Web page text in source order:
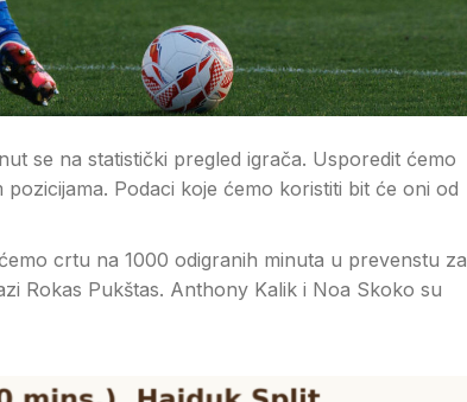
se na statistički pregled igrača. Usporedit ćemo
Podaci koje ćemo koristiti bit će oni od
crtu na 1000 odigranih minuta u prevenstu za
Rokas Pukštas. Anthony Kalik i Noa Skoko su